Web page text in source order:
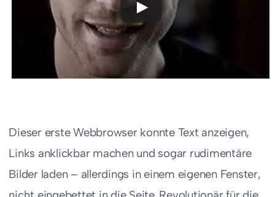
Dieser erste Webbrowser konnte Text anzeigen,
Links anklickbar machen und sogar rudimentäre
Bilder laden – allerdings in einem eigenen Fenster,